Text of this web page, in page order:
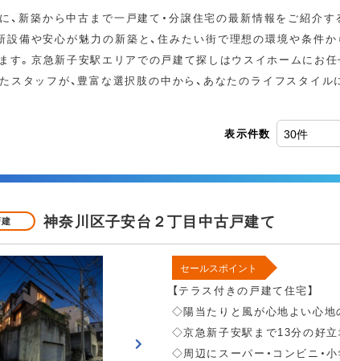
、新築から中古まで一戸建て・分譲住宅の最新情報をご紹介
設備や安心が魅力の新築と、住みたい街で理想の環境や条件
す。京急新子安駅エリアでの戸建て探しはウスイホームにお
スタッフが、豊富な選択肢の中から、あなたのライフスタイ
表示件数
二世帯住宅
LDK15畳以上
神奈川区子安台２丁目中古戸建て
セールスポイント
【テラス付きの戸建て住宅】
◇陽当たりと風が心地よい心地
◇京急新子安駅まで13分の好立
◇周辺にスーパー・コンビニ・